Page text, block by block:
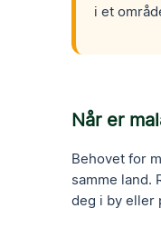
i et
Når er
Behovet for
samme land.
deg i by eller